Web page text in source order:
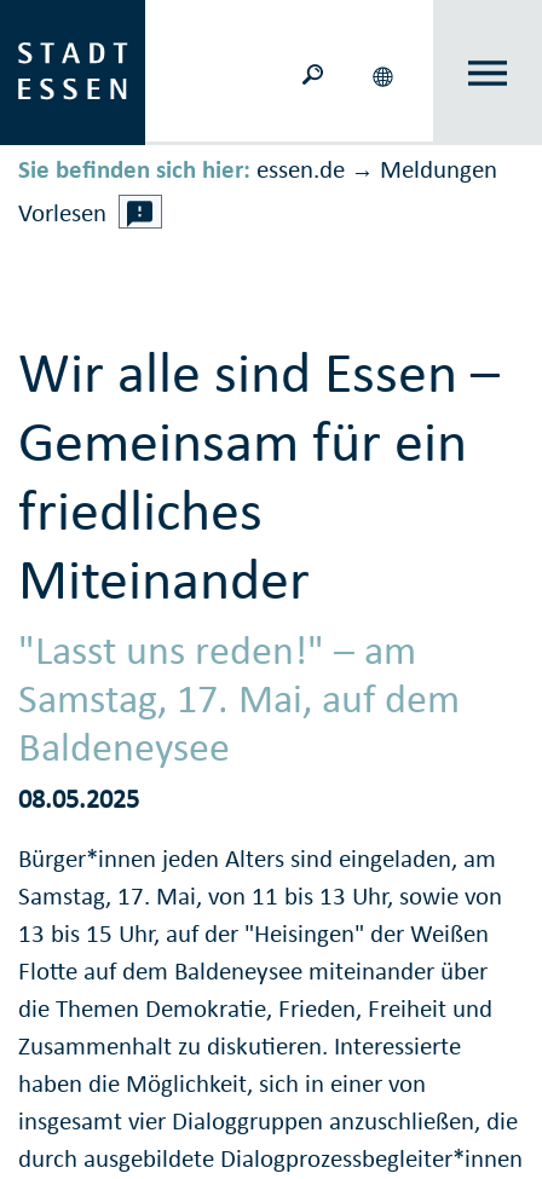
Sie befinden sich hier: essen.de → Meldungen
Vorlesen
Wir alle sind Essen –
Gemeinsam für ein
friedliches
Miteinander
"Lasst uns reden!" – am
Samstag, 17. Mai, auf dem
Baldeneysee
08.05.2025
Bürger*innen jeden Alters sind eingeladen, am
Samstag, 17. Mai, von 11 bis 13 Uhr, sowie von
13 bis 15 Uhr, auf der "Heisingen" der Weißen
Flotte auf dem Baldeneysee miteinander über
die Themen Demokratie, Frieden, Freiheit und
Zusammenhalt zu diskutieren. Interessierte
haben die Möglichkeit, sich in einer von
insgesamt vier Dialoggruppen anzuschließen, die
durch ausgebildete Dialogprozessbegleiter*innen